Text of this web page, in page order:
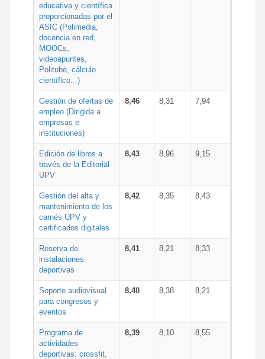
educativa y científica
proporcionadas por el
ASIC (Polimedia,
docencia en red,
MOOCs,
videoapuntes,
Politube, cálculo
científico...)
Gestión de ofertas de
empleo (Dirigida a
empresas e
instituciones)
8,46 8,31 7,94
Edición de libros a
través de la Editorial
UPV
8,43 8,96 9,15
Gestión del alta y
mantenimiento de los
carnés UPV y
certificados digitales
8,42 8,35 8,43
Reserva de
instalaciones
deportivas
8,41 8,21 8,33
Soporte audiovisual
para congresos y
eventos
8,40 8,38 8,21
Programa de
actividades
deportivas: crossfit,
8,39 8,10 8,55